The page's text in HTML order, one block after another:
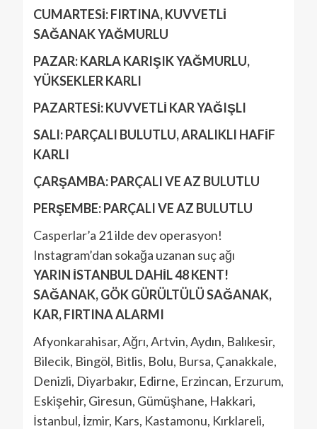
CUMARTESİ: FIRTINA, KUVVETLİ
SAĞANAK YAĞMURLU
PAZAR: KARLA KARIŞIK YAĞMURLU,
YÜKSEKLER KARLI
PAZARTESİ: KUVVETLİ KAR YAĞIŞLI
SALI: PARÇALI BULUTLU, ARALIKLI HAFİF
KARLI
ÇARŞAMBA: PARÇALI VE AZ BULUTLU
PERŞEMBE: PARÇALI VE AZ BULUTLU
Casperlar’a 21 ilde dev operasyon!
Instagram’dan sokağa uzanan suç ağı
YARIN İSTANBUL DAHİL 48 KENT!
SAĞANAK, GÖK GÜRÜLTÜLÜ SAĞANAK,
KAR, FIRTINA ALARMI
Afyonkarahisar, Ağrı, Artvin, Aydın, Balıkesir,
Bilecik, Bingöl, Bitlis, Bolu, Bursa, Çanakkale,
Denizli, Diyarbakır, Edirne, Erzincan, Erzurum,
Eskişehir, Giresun, Gümüşhane, Hakkari,
İstanbul, İzmir, Kars, Kastamonu, Kırklareli,